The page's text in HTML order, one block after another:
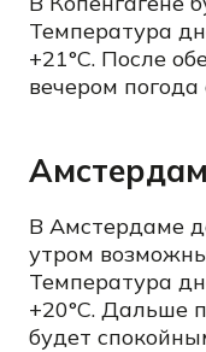
Температура
+21°C. После
вечером погода
Амстердам
В Амстердаме
утром
Температура
+20°C. Дальше
будет